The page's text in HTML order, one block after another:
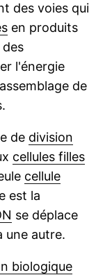
des voies qui
en produits
l'énergie
de
de division
cellules filles
cellule
est la
se déplace
une autre.
biologique